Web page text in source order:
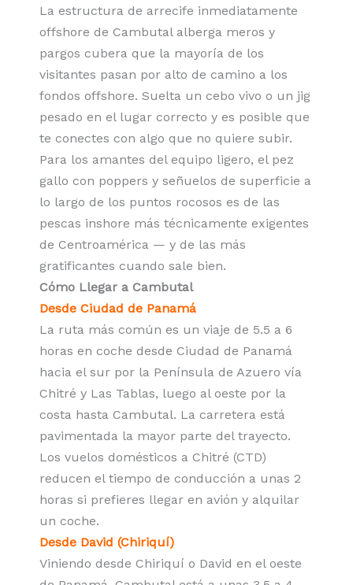
La estructura de arrecife inmediatamente
offshore de Cambutal alberga meros y
pargos cubera que la mayoría de los
visitantes pasan por alto de camino a los
fondos offshore. Suelta un cebo vivo o un jig
pesado en el lugar correcto y es posible que
te conectes con algo que no quiere subir.
Para los amantes del equipo ligero, el pez
gallo con poppers y señuelos de superficie a
lo largo de los puntos rocosos es de las
pescas inshore más técnicamente exigentes
de Centroamérica — y de las más
gratificantes cuando sale bien.
Cómo Llegar a Cambutal
Desde Ciudad de Panamá
La ruta más común es un viaje de 5.5 a 6
horas en coche desde Ciudad de Panamá
hacia el sur por la Península de Azuero vía
Chitré y Las Tablas, luego al oeste por la
costa hasta Cambutal. La carretera está
pavimentada la mayor parte del trayecto.
Los vuelos domésticos a Chitré (CTD)
reducen el tiempo de conducción a unas 2
horas si prefieres llegar en avión y alquilar
un coche.
Desde David (Chiriquí)
Viniendo desde Chiriquí o David en el oeste